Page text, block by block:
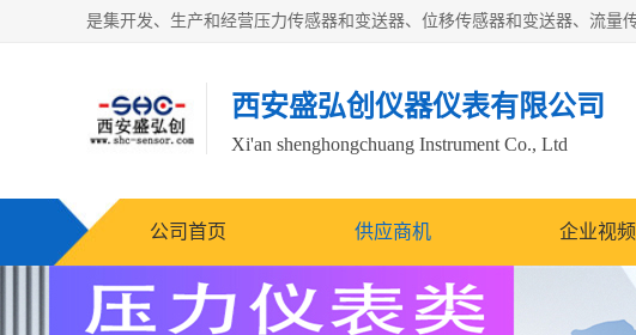
西安盛弘创仪器仪表有限公司
Xi'an shenghongchuang Instrument Co., Ltd
公司首页 供应商机 企业视频